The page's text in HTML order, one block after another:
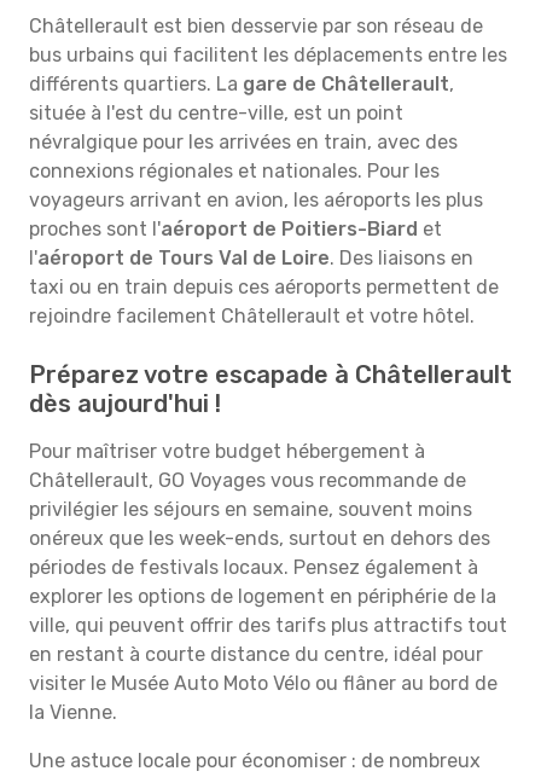
Châtellerault est bien desservie par son réseau de
bus urbains qui facilitent les déplacements entre les
différents quartiers. La gare de Châtellerault,
située à l'est du centre-ville, est un point
névralgique pour les arrivées en train, avec des
connexions régionales et nationales. Pour les
voyageurs arrivant en avion, les aéroports les plus
proches sont l'aéroport de Poitiers-Biard et
l'aéroport de Tours Val de Loire. Des liaisons en
taxi ou en train depuis ces aéroports permettent de
rejoindre facilement Châtellerault et votre hôtel.
Préparez votre escapade à Châtellerault
dès aujourd'hui !
Pour maîtriser votre budget hébergement à
Châtellerault, GO Voyages vous recommande de
privilégier les séjours en semaine, souvent moins
onéreux que les week-ends, surtout en dehors des
périodes de festivals locaux. Pensez également à
explorer les options de logement en périphérie de la
ville, qui peuvent offrir des tarifs plus attractifs tout
en restant à courte distance du centre, idéal pour
visiter le Musée Auto Moto Vélo ou flâner au bord de
la Vienne.
Une astuce locale pour économiser : de nombreux